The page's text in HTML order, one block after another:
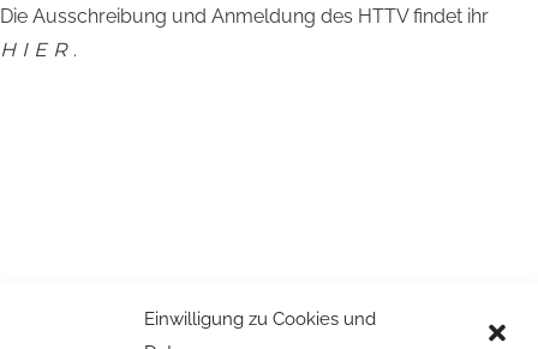
Einwilligung zu Cookies und
Die Ausschreibung und Anmeldung des HTTV findet ihr
HIER .